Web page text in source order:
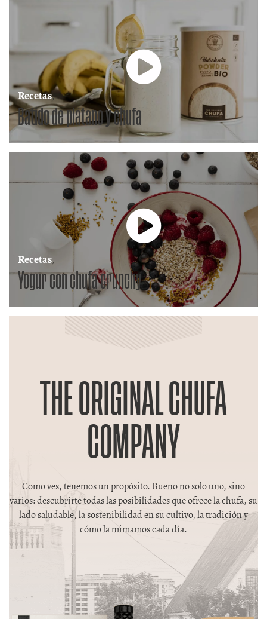
Recetas,
Batido de plátano y chufa
Recetas,
Yogur con chufa crunchy
THE ORIGINAL CHUFA
COMPANY
Como ves, tenemos un propósito. Bueno no solo uno, sino
varios: descubrirte todas las posibilidades que ofrece la chufa, su
lado saludable, la sostenibilidad en su cultivo, la tradición y
cómo la mimamos cada día.